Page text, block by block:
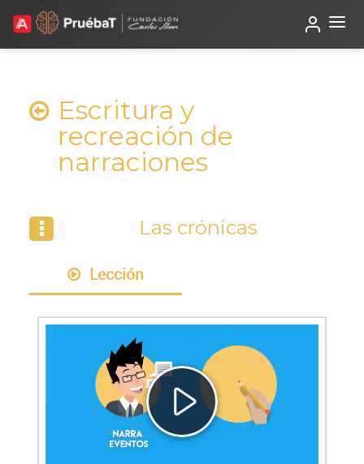
Escritura y
recreación de
narraciones
Las crónicas
Lección
Reproducir
TutorIABeta